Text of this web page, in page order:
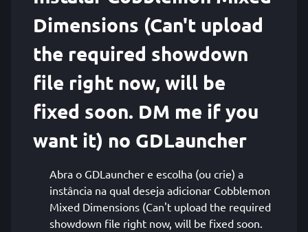
Dimensions (Can't upload
the required showdown
file right now, will be
fixed soon. DM me if you
want it) no GDLauncher
Abra o GDLauncher e escolha (ou crie) a
instância na qual deseja adicionar Cobblemon
Mixed Dimensions (Can't upload the required
showdown file right now, will be fixed soon.